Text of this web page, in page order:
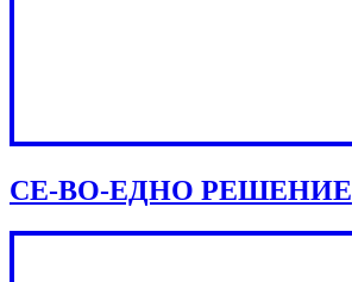
СЕ-ВО-ЕДНО РЕШЕНИЕ